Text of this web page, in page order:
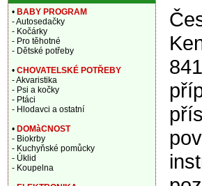
• BABY PROGRAM
- Autosedačky
- Kočárky
- Pro těhotné
- Dětské potřeby
• CHOVATELSKÉ POTŘEBY
- Akvaristika
- Psi a kočky
- Ptáci
- Hlodavci a ostatní
• DOMàCNOST
- Biokrby
- Kuchyňské pomůcky
- Úklid
- Koupelna